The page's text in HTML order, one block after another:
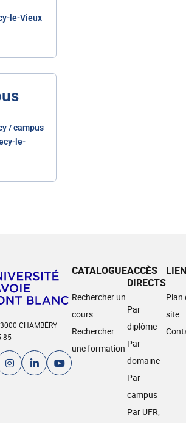
le-Vieux
/ campus
le-
CHAMBÉRY
85
CATALOGUE
Rechercher un
cours
Rechercher
une formation
ACCÈS
DIRECTS
Par
diplôme
Par
domaine
Par
campus
Par UFR,
Plan
site